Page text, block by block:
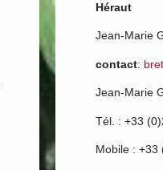
Héraut
Jean-Marie
contact:
Jean-Marie
Tél. : +33
Mobile : +33